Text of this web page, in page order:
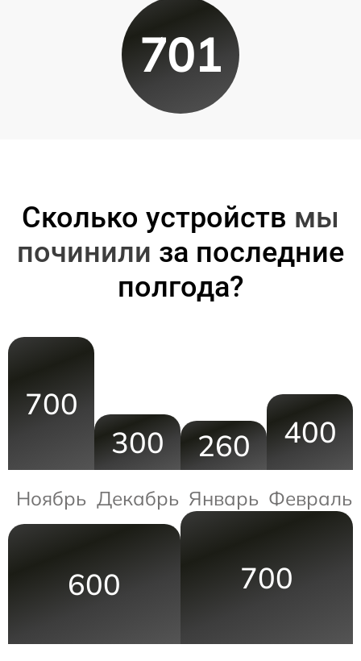
701
Сколько устройств мы
починили за последние
полгода?
700
Ноябрь
300
Декабрь
260
Январь
400
Февраль
600 700